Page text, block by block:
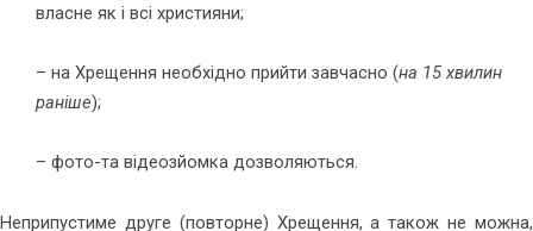
власне як і всі християни;
– на Хрещення необхідно прийти завчасно (на 15 хвилин
раніше);
– фото-та відеозйомка дозволяються.
Неприпустиме друге (повторне) Хрещення, а також не можна,